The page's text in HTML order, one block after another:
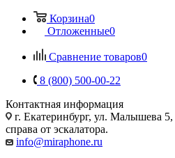
Корзина0
Отложенные0
Сравнение товаров0
8 (800) 500-00-22
Контактная информация
г. Екатеринбург, ул. Малышева
справа от эскалатора.
info@miraphone.ru